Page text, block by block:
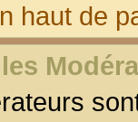
haut de